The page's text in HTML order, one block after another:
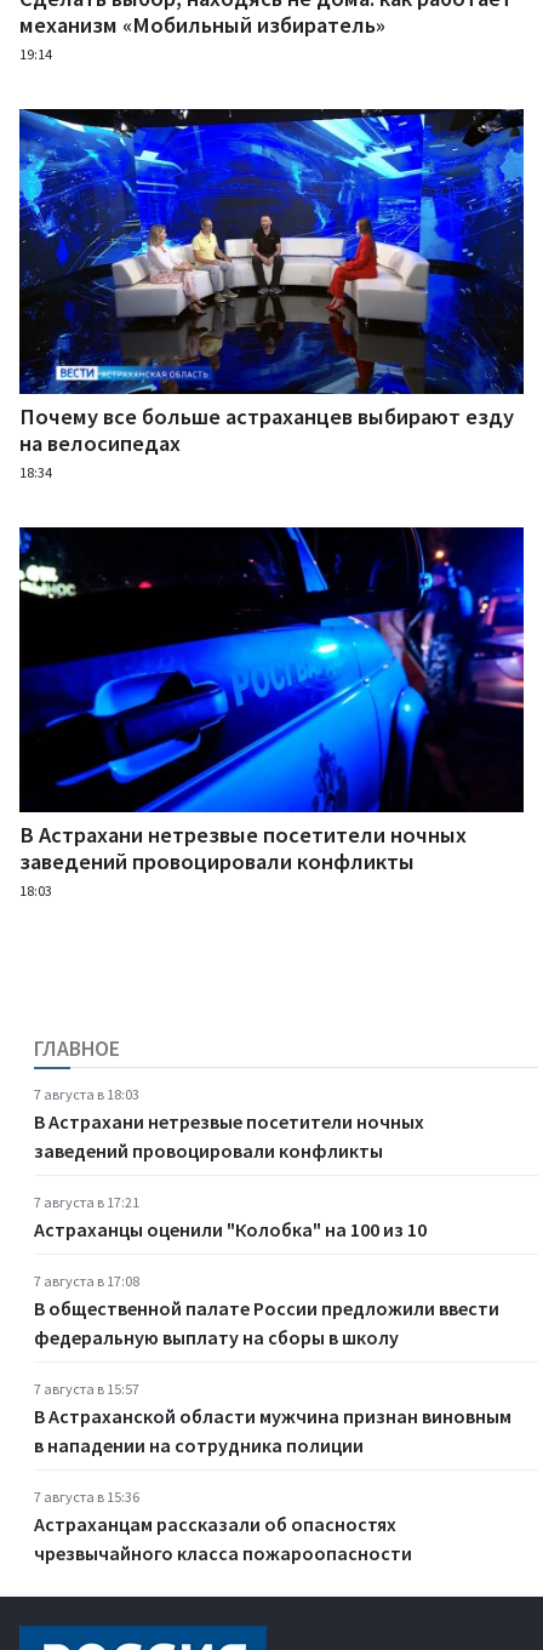
механизм «Мобильный избиратель»
19:14
Почему все больше астраханцев выбирают езду
на велосипедах
18:34
В Астрахани нетрезвые посетители ночных
заведений провоцировали конфликты
18:03
ГЛАВНОЕ
7 августа в 18:03
В Астрахани нетрезвые посетители ночных
заведений провоцировали конфликты
7 августа в 17:21
Астраханцы оценили "Колобка" на 100 из 10
7 августа в 17:08
В общественной палате России предложили ввести
федеральную выплату на сборы в школу
7 августа в 15:57
В Астраханской области мужчина признан виновным
в нападении на сотрудника полиции
7 августа в 15:36
Астраханцам рассказали об опасностях
чрезвычайного класса пожароопасности